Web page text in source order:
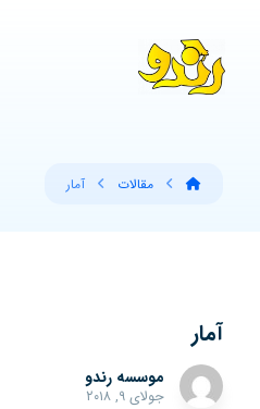
مقالات آمار
آمار
موسسه رندو
جولای ۹, ۲۰۱۸